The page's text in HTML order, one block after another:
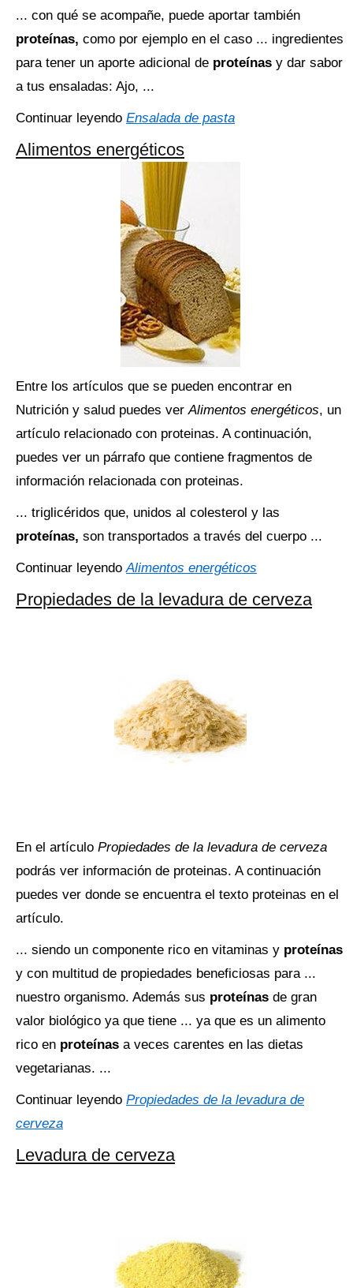
... con qué se acompañe, puede aportar también
proteínas, como por ejemplo en el caso ... ingredientes
para tener un aporte adicional de proteínas y dar sabor
a tus ensaladas: Ajo, ...
Continuar leyendo Ensalada de pasta
Alimentos energéticos
Entre los artículos que se pueden encontrar en
Nutrición y salud puedes verAlimentos energéticos, un
artículo relacionado con proteinas. A continuación,
puedes ver un párrafo que contiene fragmentos de
información relacionada con proteinas.
... triglicéridos que, unidos al colesterol y las
proteínas, son transportados a través del cuerpo ...
Continuar leyendoAlimentos energéticos
Propiedades de la levadura de cerveza
En el artículo Propiedades de la levadura de cerveza
podrás ver información de proteinas. A continuación
puedes ver donde se encuentra el texto proteinas en el
artículo.
... siendo un componente rico en vitaminas y proteínas
y con multitud de propiedades beneficiosas para ...
nuestro organismo. Además sus proteínas de gran
valor biológico ya que tiene ... ya que es un alimento
rico en proteínas a veces carentes en las dietas
vegetarianas. ...
Continuar leyendo Propiedades de la levadura de
cerveza
Levadura de cerveza